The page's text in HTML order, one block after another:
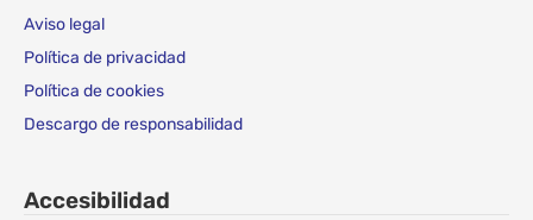
Aviso legal
Política de privacidad
Política de cookies
Descargo de responsabilidad
Accesibilidad